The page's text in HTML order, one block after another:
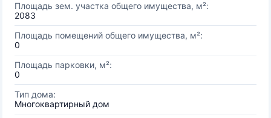
Площадь зем. участка общего имущества, м²:
2083
Площадь помещений общего имущества, м²:
0
Площадь парковки, м²:
0
Тип дома:
Многоквартирный дом